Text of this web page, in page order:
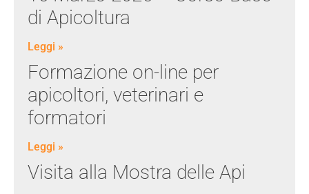
di Apicoltura
Leggi »
Formazione on-line per
apicoltori, veterinari e
formatori
Leggi »
Visita alla Mostra delle Api